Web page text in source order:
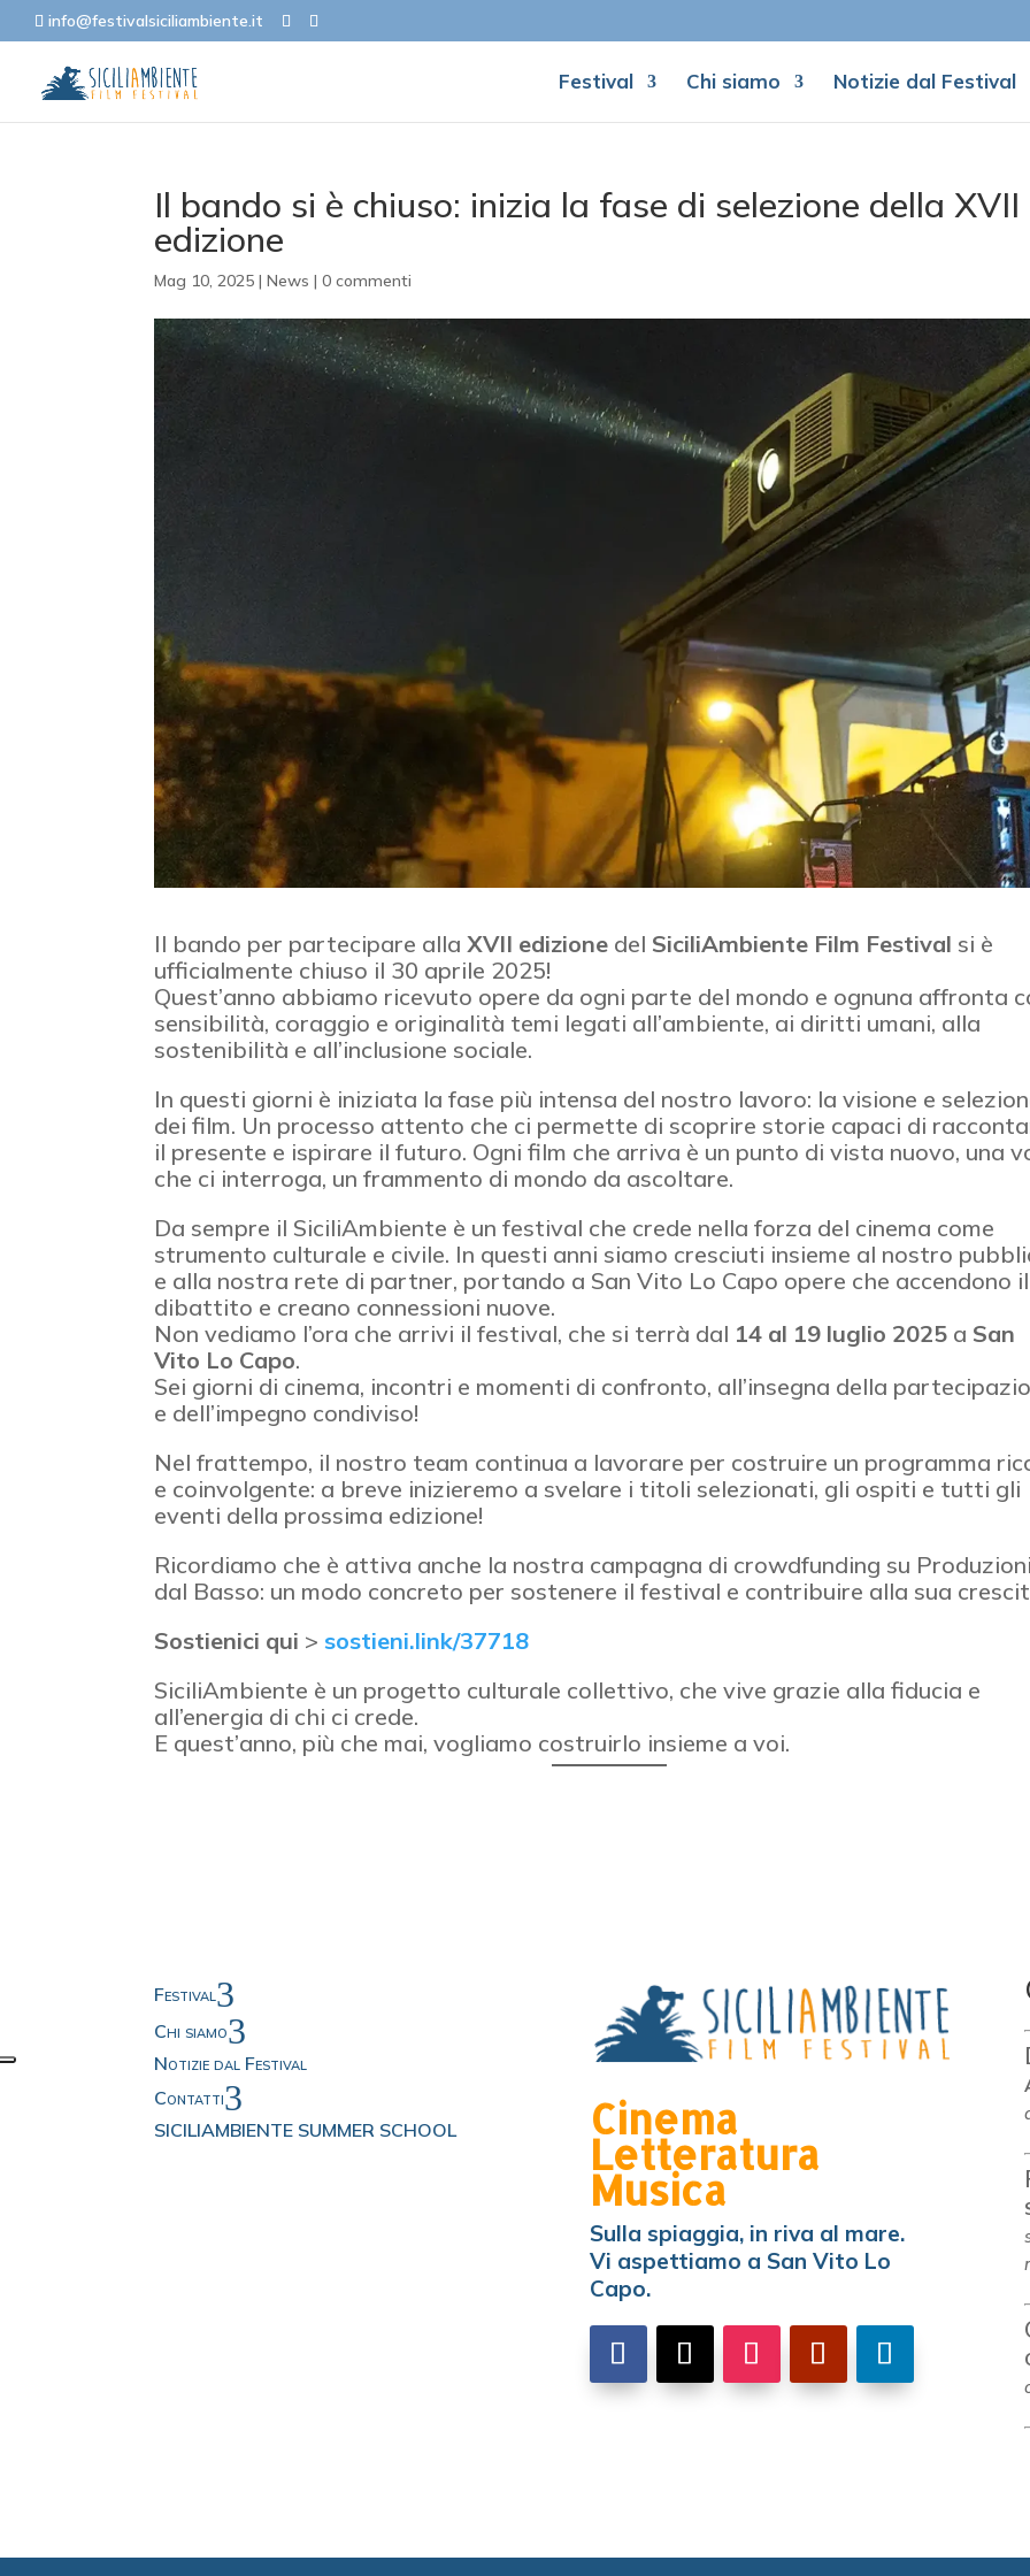
info@festivalsiciliambiente.it
Festival Chi siamo Notizie dal Festival
Il bando si è chiuso: inizia la fase di selezione della XVII
edizione
Mag 10, 2025 |News |0 commenti
Il bando per partecipare allaXVII edizione del SiciliAmbiente Film Festival si è
ufficialmente chiuso il 30 aprile 2025!
Quest’anno abbiamo ricevuto opere da ogni parte del mondo e ognuna affronta
sensibilità, coraggio e originalità temi legati all’ambiente, ai diritti umani, alla
sostenibilità e all’inclusione sociale.
In questi giorni è iniziata la fase più intensa del nostro lavoro: la visione e
dei film. Un processo attento che ci permette di scoprire storie capaci di
il presente e ispirare il futuro. Ogni film che arriva è un punto di vista nuovo, una
che ci interroga, un frammento di mondo da ascoltare.
Da sempre il SiciliAmbiente è un festival che crede nella forza del cinema come
strumento culturale e civile. In questi anni siamo cresciuti insieme al nostro
e alla nostra rete di partner, portando a San Vito Lo Capo opere che accendono il
dibattito e creano connessioni nuove.
Non vediamo l’ora che arrivi il festival, che si terrà dal 14 al 19 luglio 2025 a San
Vito Lo Capo.
Sei giorni di cinema, incontri e momenti di confronto, all’insegna della
e dell’impegno condiviso!
Nel frattempo, il nostro team continua a lavorare per costruire un programma
e coinvolgente: a breve inizieremo a svelare i titoli selezionati, gli ospiti e tutti gli
eventi della prossima edizione!
Ricordiamo che è attiva anche la nostra campagna di crowdfunding su Produzioni
dal Basso: un modo concreto per sostenere il festival e contribuire alla sua
Sostienici qui >sostieni.link/37718
SiciliAmbiente è un progetto culturale collettivo, che vive grazie alla fiducia e
all’energia di chi ci crede.
E quest’anno, più che mai, vogliamo costruirlo insieme a voi.
Festival 3
Chi siamo3
Notizie dal Festival
Contatti3
SICILIAMBIENTE SUMMER SCHOOL Cinema
Letteratura
Musica
Sulla spiaggia, in riva al mare.
Vi aspettiamo a San Vito Lo
Capo.